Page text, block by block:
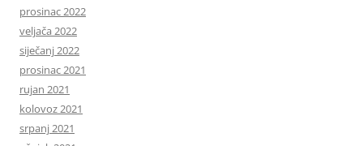
prosinac 2022
veljača 2022
siječanj 2022
prosinac 2021
rujan 2021
kolovoz 2021
srpanj 2021